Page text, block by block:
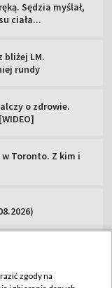
Sędzia myślał,
ciała...
bliżej LM.
rundy
o zdrowie.
Toronto. Z kim i
zgody na